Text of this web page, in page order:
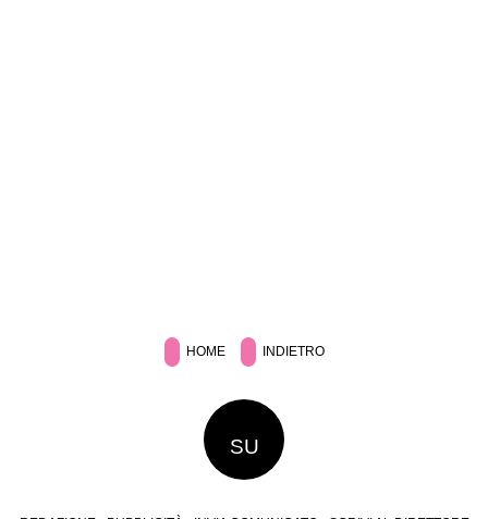
HOME INDIETRO
SU